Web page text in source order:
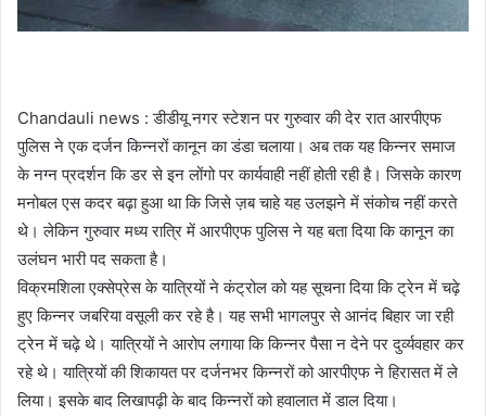
Chandauli news : डीडीयू नगर स्टेशन पर गुरुवार की देर रात आरपीएफ
पुलिस ने एक दर्जन किन्नरों कानून का डंडा चलाया। अब तक यह किन्नर समाज
के नग्न प्रदर्शन कि डर से इन लोंगो पर कार्यवाही नहीं होती रही है। जिसके कारण
मनोबल एस कदर बढ़ा हुआ था कि जिसे ज़ब चाहे यह उलझने में संकोच नहीं करते
थे। लेकिन गुरुवार मध्य रात्रि में आरपीएफ पुलिस ने यह बता दिया कि कानून का
उलंघन भारी पद सकता है।
विक्रमशिला एक्सेप्रेस के यात्रियों ने कंट्रोल को यह सूचना दिया कि ट्रेन में चढ़े
हुए किन्नर जबरिया वसूली कर रहे है। यह सभी भागलपुर से आनंद बिहार जा रही
ट्रेन में चढ़े थे। यात्रियों ने आरोप लगाया कि किन्नर पैसा न देने पर दुर्व्यवहार कर
रहे थे। यात्रियों की शिकायत पर दर्जनभर किन्नरों को आरपीएफ ने हिरासत में ले
लिया। इसके बाद लिखापढ़ी के बाद किन्नरों को हवालात में डाल दिया।